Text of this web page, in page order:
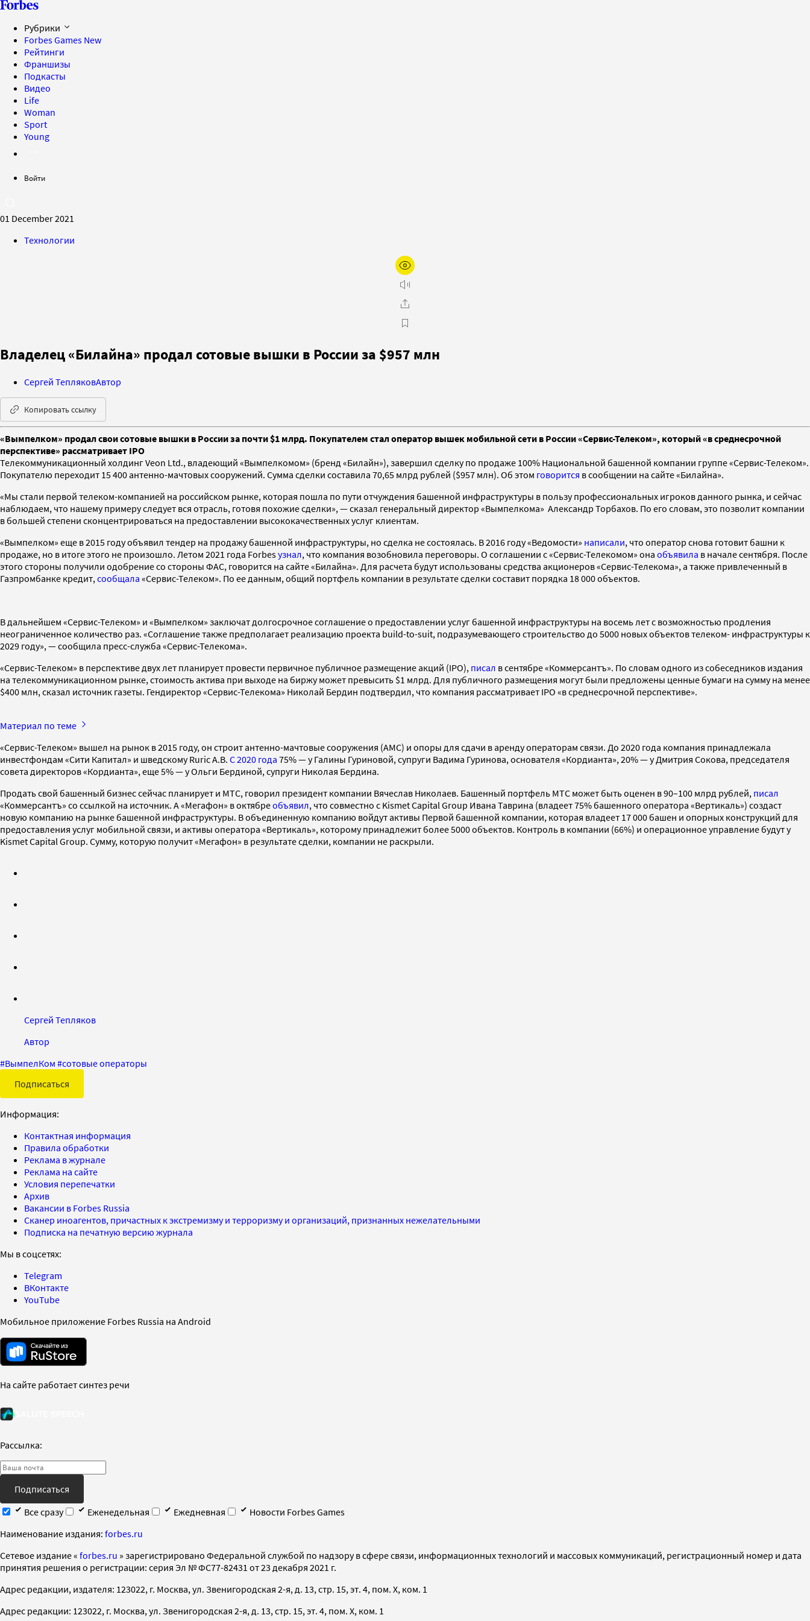
Рубрики
Forbes Games New
Рейтинги
Франшизы
Подкасты
Видео
Life
Woman
Sport
Young
Войти
01 December 2021
Технологии
Владелец «Билайна» продал сотовые вышки в России за $957 млн
Сергей ТепляковАвтор
Копировать ссылку
«Вымпелком» продал свои сотовые вышки в России за почти $1 млрд. Покупателем стал оператор вышек мобильной сети в России «Сервис-Телеком», который «в среднесрочной
перспективе» рассматривает IPO
Телекоммуникационный холдинг Veon Ltd., владеющий «Вымпелкомом» (бренд «Билайн»), завершил сделку по продаже 100% Национальной башенной компании группе «Сервис-Телеком».
Покупателю переходит 15 400 антенно-мачтовых сооружений. Сумма сделки составила 70,65 млрд рублей ($957 млн). Об этом говорится в сообщении на сайте «Билайна».
«Мы стали первой телеком-компанией на российском рынке, которая пошла по пути отчуждения башенной инфраструктуры в пользу профессиональных игроков данного рынка, и сейчас
наблюдаем, что нашему примеру следует вся отрасль, готовя похожие сделки», — сказал генеральный директор «Вымпелкома» Александр Торбахов. По его словам, это позволит компании
в большей степени сконцентрироваться на предоставлении высококачественных услуг клиентам.
«Вымпелком» еще в 2015 году объявил тендер на продажу башенной инфраструктуры, но сделка не состоялась. В 2016 году «Ведомости» написали, что оператор снова готовит башни к
продаже, но в итоге этого не произошло. Летом 2021 года Forbesузнал, что компания возобновила переговоры. О соглашении с «Сервис-Телекомом» она объявила в начале сентября. После
этого стороны получили одобрение со стороны ФАС, говорится на сайте «Билайна». Для расчета будут использованы средства акционеров «Сервис-Телекома», а также привлеченный в
Газпромбанке кредит, сообщала «Сервис-Телеком». По ее данным, общий портфель компании в результате сделки составит порядка 18 000 объектов.
В дальнейшем «Сервис-Телеком» и «Вымпелком» заключат долгосрочное соглашение о предоставлении услуг башенной инфраструктуры на восемь лет с возможностью продления
неограниченное количество раз. «Соглашение также предполагает реализацию проекта build-to-suit, подразумевающего строительство до 5000 новых объектов телеком- инфраструктуры к
2029 году», — сообщила пресс-служба «Сервис-Телекома».
«Сервис-Телеком» в перспективе двух лет планирует провести первичное публичное размещение акций (IPO), писал в сентябре «Коммерсантъ». По словам одного из собеседников издания
на телекоммуникационном рынке, стоимость актива при выходе на биржу может превысить $1 млрд. Для публичного размещения могут были предложены ценные бумаги на сумму на менее
$400 млн, сказал источник газеты. Гендиректор «Сервис-Телекома» Николай Бердин подтвердил, что компания рассматривает IPO «в среднесрочной перспективе».
Материал по теме
«Сервис-Телеком» вышел на рынок в 2015 году, он строит антенно-мачтовые сооружения (АМС) и опоры для сдачи в аренду операторам связи. До 2020 года компания принадлежала
инвестфондам «Сити Капитал» и шведскому Ruric A.B. С 2020 года 75% — у Галины Гуриновой, супруги Вадима Гуринова, основателя «Кордианта», 20% — у Дмитрия Сокова, председателя
совета директоров «Кордианта», еще 5% — у Ольги Бердиной, супруги Николая Бердина.
Продать свой башенный бизнес сейчас планирует и МТС, говорил президент компании Вячеслав Николаев. Башенный портфель МТС может быть оценен в 90–100 млрд рублей, писал
«Коммерсантъ» со ссылкой на источник. А «Мегафон» в октябреобъявил, что совместно с Kismet Capital Group Ивана Таврина (владеет 75% башенного оператора «Вертикаль») создаст
новую компанию на рынке башенной инфраструктуры. В объединенную компанию войдут активы Первой башенной компании, которая владеет 17 000 башен и опорных конструкций для
предоставления услуг мобильной связи, и активы оператора «Вертикаль», которому принадлежит более 5000 объектов. Контроль в компании (66%) и операционное управление будут у
Kismet Capital Group. Сумму, которую получит «Мегафон» в результате сделки, компании не раскрыли.
Сергей Тепляков
Автор
#ВымпелКом #сотовые операторы
Подписаться
Информация:
Контактная информация
Правила обработки
Реклама в журнале
Реклама на сайте
Условия перепечатки
Архив
Вакансии в Forbes Russia
Сканер иноагентов, причастных к экстремизму и терроризму и организаций, признанных нежелательными
Подписка на печатную версию журнала
Мы в соцсетях:
Telegram
ВКонтакте
YouTube
Мобильное приложение Forbes Russia на Android
На сайте работает синтез речи
Рассылка:
Подписаться
Все сразу
Еженедельная Ежедневная
Новости Forbes Games
Наименование издания: forbes.ru
Cетевое издание « forbes.ru » зарегистрировано Федеральной службой по надзору в сфере связи, информационных технологий и массовых коммуникаций, регистрационный номер и дата
принятия решения о регистрации: серия Эл № ФС77-82431 от 23 декабря 2021 г.
Адрес редакции, издателя: 123022, г. Москва, ул. Звенигородская 2-я, д. 13, стр. 15, эт. 4, пом. X, ком. 1
Адрес редакции: 123022, г. Москва, ул. Звенигородская 2-я, д. 13, стр. 15, эт. 4, пом. X, ком. 1